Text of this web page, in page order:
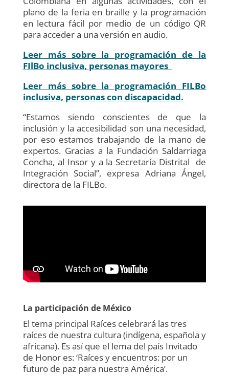
plano de la feria en braille y la programación
en lectura fácil por medio de un código QR
para acceder a una versión en audio.
Leer más sobre la programación de la
FIlBo inclusiva, personas mayores
Leer más sobre la programación FILBo
inclusiva, personas con discapacidad.
“Estamos siendo conscientes de que la
inclusión y la accesibilidad son una necesidad,
por eso estamos trabajando de la mano de
expertos. Gracias a la Fundación Saldarriaga
Concha, al Insor y a la Secretaría Distrital de
Integración Social”, expresa Adriana Ángel,
directora de la FILBo.
La participación de México
El tema principal Raíces celebrará las tres
raíces de nuestra cultura (indígena, española y
africana). Es así que el lema del país Invitado
de Honor es: ‘Raíces y encuentros: por un
futuro de paz para nuestra América’.